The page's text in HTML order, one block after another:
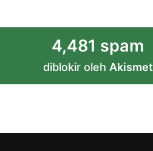
4,481 spam
diblokir oleh Akismet